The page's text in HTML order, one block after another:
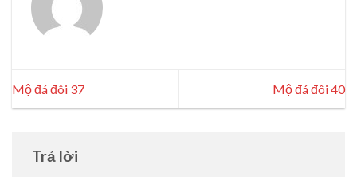
Mộ đá đôi 37 Mộ đá đôi 40
Trả lời